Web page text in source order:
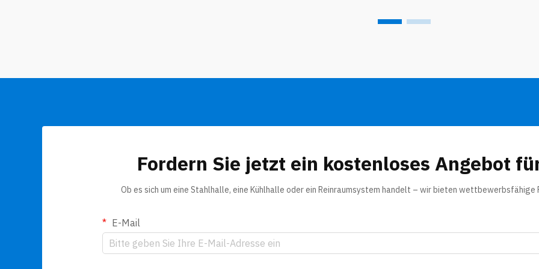
Fordern Sie jetzt ein kostenloses Angebot
Ob es sich um eine Stahlhalle, eine Kühlhalle oder ein Reinraumsystem handelt – wir bieten
E-Mail